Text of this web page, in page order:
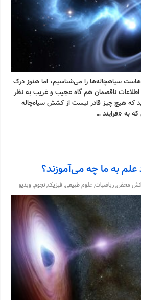
سیاهچاله‌ها را می‌شناسیم، اما هنوز درک
اطلاعات ناقصمان هم گاه عجیب و غریب به نظر
که هیچ چیز قادر نیست از کشش سیاه‌چاله
که به «فرایند …
علم به ما چه می‌آموزند؟
محض,ریاضیات,علوم طبیعی,فیزیک,نجوم,ویدیو